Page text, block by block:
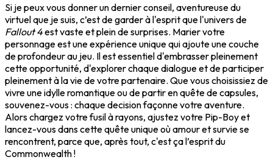
Si je peux vous donner un dernier conseil, aventureuse du
virtuel que je suis, c’est de garder à l'esprit que l'univers de
Fallout 4est vaste et plein de surprises. Marier votre
personnage est une expérience unique qui ajoute une couche
de profondeur au jeu. Il est essentiel d'embrasser pleinement
cette opportunité, d'explorer chaque dialogue et de participer
pleinement à la vie de votre partenaire. Que vous choisissiez de
vivre une idylle romantique ou de partir en quête de capsules,
souvenez-vous : chaque decision façonne votre aventure.
Alors chargez votre fusil à rayons, ajustez votre Pip-Boy et
lancez-vous dans cette quête unique où amour et survie se
rencontrent, parce que, après tout, c'est ça l’esprit du
Commonwealth !